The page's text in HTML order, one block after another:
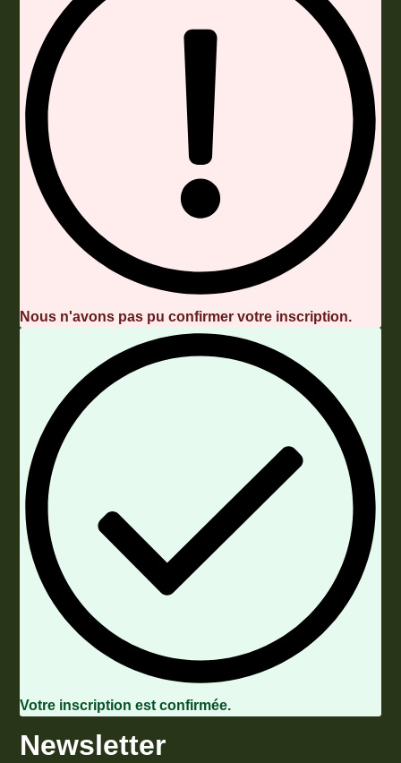
Nous n'avons pas pu confirmer votre inscription.
Votre inscription est confirmée.
Newsletter